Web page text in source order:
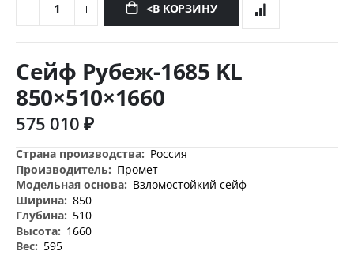
<В КОРЗИНУ
началу
изображений
Сейф Рубеж-1685 KL
850×510×1660
575 010 ₽
Дополнительная
информация
Россия
Промет
Взломостойкий сейф
850
510
1660
595